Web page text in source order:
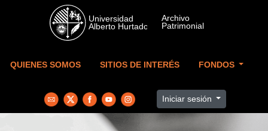
Skip to main content
QUIENES SOMOS SITIOS DE INTERÉS FONDOS
Iniciar sesión